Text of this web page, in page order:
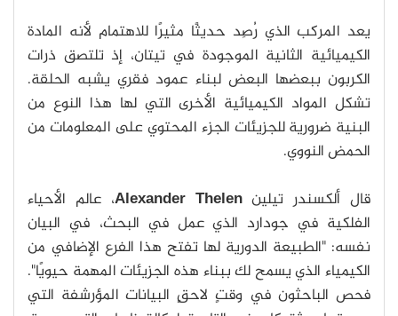
يعد المركب الذي رُصِد حديثًا مثيرًا للاهتمام لأنه المادة
الكيميائية الثانية الموجودة في تيتان، إذ تلتصق ذرات
الكربون ببعضها البعض لبناء عمود فقري يشبه الحلقة.
تشكل المواد الكيميائية الأخرى التي لها هذا النوع من
البنية ضرورية للجزيئات الجزء المحتوي على المعلومات من
الحمض النووي.
قال ألكسندر تيلينAlexander Thelen، عالم الأحياء
الفلكية في جودارد الذي عمل في البحث، في البيان
نفسه: "الطبيعة الدورية لها تفتح هذا الفرع الإضافي من
الكيمياء الذي يسمح لك ببناء هذه الجزيئات المهمة حيويًا".
فحص الباحثون في وقتٍ لاحقٍ البيانات المؤرشفة التي